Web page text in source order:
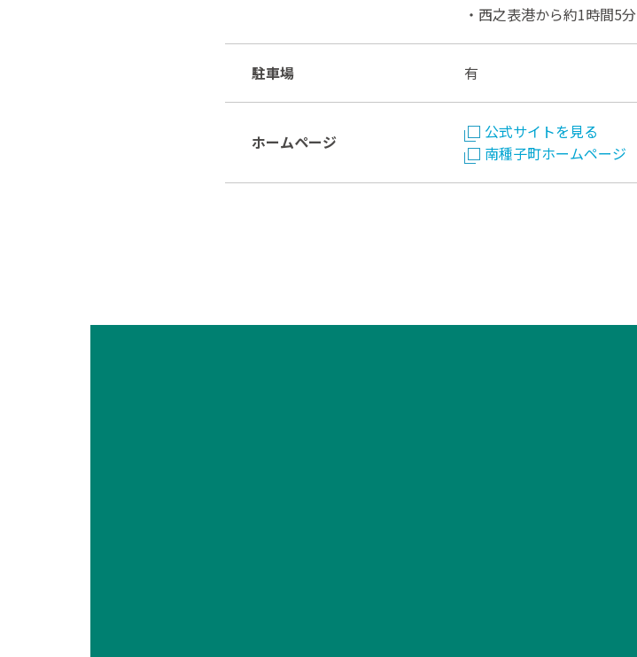
・西之表港から約1時間5分
駐車場 有
ホームページ
公式サイトを見る
南種子町ホームページ